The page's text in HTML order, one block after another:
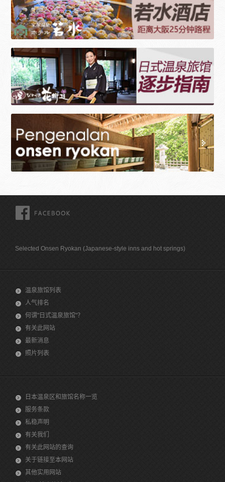
Selected Onsen Ryokan (Japanese-style inns and hot springs)
温泉旅馆列表
人气排名
何谓"日式温泉旅馆"？
有关此网站
最新消息
照片列表
日本温泉区和旅馆名称一览
服务条款
私稳声明
有关我们
有关此网站的查询
关于链接至本网站
其他实用网站